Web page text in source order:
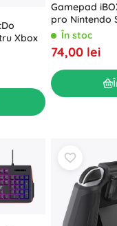
Xbox
Gamepad
pro Nintendo
iOS, Windows
În stoc
74,00 lei